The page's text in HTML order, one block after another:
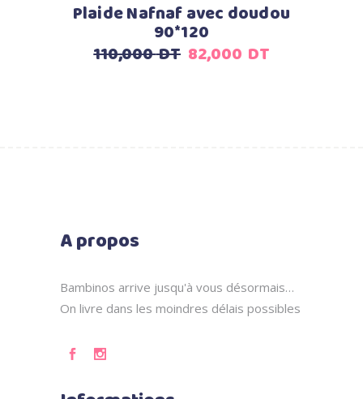
Plaide Nafnaf avec doudou
90*120
110,000DT Le
82,000 DTLe
A propos
Bambinos arrive jusqu'à vous désormais…
On livre dans les moindres délais possibles